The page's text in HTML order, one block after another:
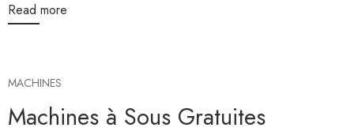
Read more
MACHINES
Machines à Sous Gratuites